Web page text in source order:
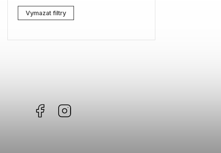
Lacoste
Marc Jacobs
Vymazat filtry
Facebook